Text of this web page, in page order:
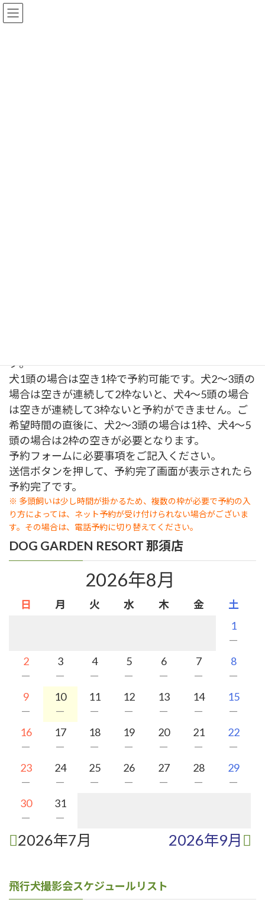
ク。
犬1頭の場合は空き1枠で予約可能です。犬2～3頭の
場合は空きが連続して2枠ないと、犬4～5頭の場合
は空きが連続して3枠ないと予約ができません。ご
希望時間の直後に、犬2～3頭の場合は1枠、犬4～5
頭の場合は2枠の空きが必要となります。
予約フォームに必要事項をご記入ください。
送信ボタンを押して、予約完了画面が表示されたら
予約完了です。
※ 多頭飼いは少し時間が掛かるため、複数の枠が必要で予約の入
り方によっては、ネット予約が受け付けられない場合がございま
す。その場合は、電話予約に切り替えてください。
DOG GARDEN RESORT 那須店
2026年8月
日 月 火 水 木 金
土
1
－
2
－
3
－
4
－
5
－
6
－
7
－
8
－
9
－
10
－
11
－
12
－
13
－
14
－
15
－
16
－
17
－
18
－
19
－
20
－
21
－
22
－
23
－
24
－
25
－
26
－
27
－
28
－
29
－
30
－
31
－
2026年7月 2026年9月
飛行犬撮影会スケジュールリスト